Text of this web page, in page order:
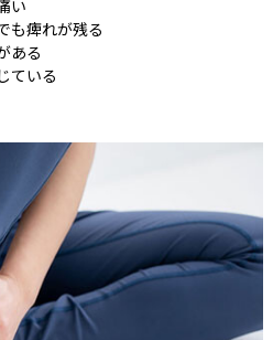
い
も痺れが残る
ある
ている